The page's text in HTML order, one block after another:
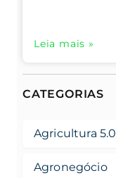
Leia mais »
CATEGORIAS
Agricultura 5.0
Agronegócio